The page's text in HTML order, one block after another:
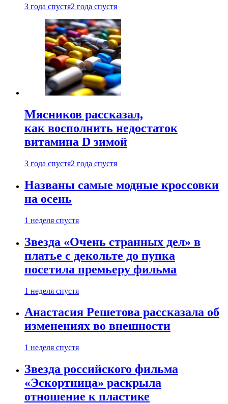
3 года спустя2 года спустя
Мясников рассказал,
как восполнить недостаток
витамина D зимой
3 года спустя2 года спустя
Названы самые модные кроссовки
на осень
1 неделя спустя
Звезда «Очень странных дел» в
платье с декольте до пупка
посетила премьеру фильма
1 неделя спустя
Анастасия Решетова рассказала об
изменениях во внешности
1 неделя спустя
Звезда российского фильма
«Эскортница» раскрыла
отношение к пластике